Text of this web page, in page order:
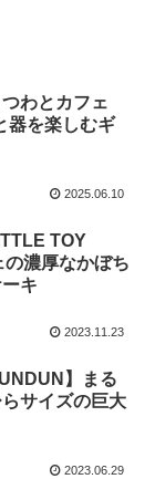
わとカフェ
器を楽しむギ
2025.06.10
TOY
の濃厚なかぼち
キ
2023.11.23
】まる
サイズの巨大
2023.06.29